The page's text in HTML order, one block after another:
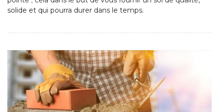
solide et qui pourra durer dans le temps.